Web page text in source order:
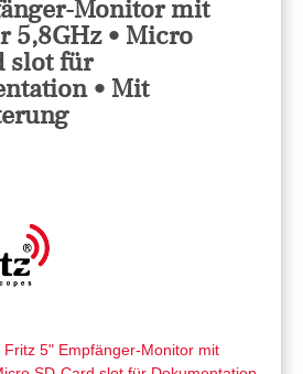
Monitor mit
5,8GHz • Micro
slot für
• Mit